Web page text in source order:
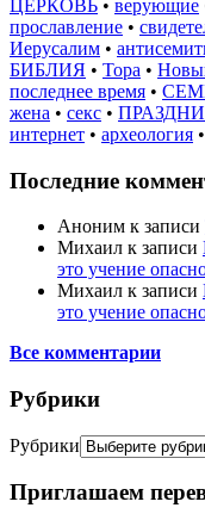
ЦЕРКОВЬ • верующие
прославление •
Иерусалим •
БИБЛИЯ • Тора •
последнее время •
жена • секс •
интернет • археология •
Последние
Аноним к записи
Михаил к записи
это учение
Михаил к записи
это учение
Все комментарии
Рубрики
Рубрики
Приглашаем